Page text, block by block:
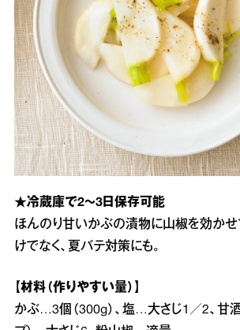
★冷蔵庫で2～3日保存可能
ほんのり甘いかぶの漬物に山椒を効かせ
けでなく、夏バテ対策にも。
【材料（作りやすい量）】
かぶ…3個（300g）、塩…大さじ1／2、甘酒